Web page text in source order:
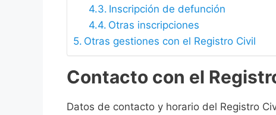
Inscripción de defunción
Otras inscripciones
Otras gestiones con el Registro Civil
Contacto con el
Datos de contacto y horario del Registro